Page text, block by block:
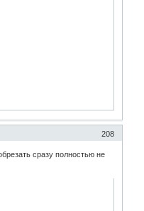
208
сразу полностью не